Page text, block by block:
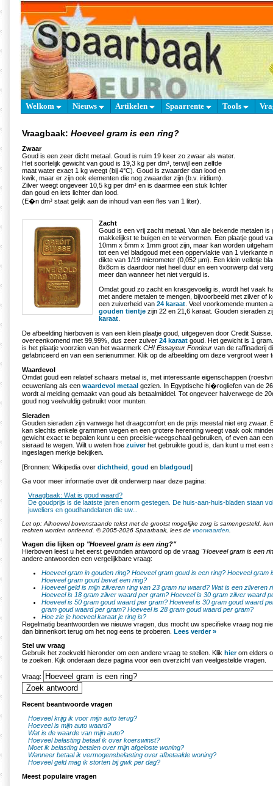
Welkom Nieuws Artikelen Spaarrente Tools
Vraagbaak: Hoeveel gram is een ring?
Zwaar
Goud is een zeer dicht metaal. Goud is ruim 19 keer zo zwaar als water.
Het soortelijk gewicht van goud is 19,3 kg per dm³, terwijl een zelfde
maat water exact 1 kg weegt (bij 4°C). Goud is zwaarder dan lood en
kwik, maar er zijn ook elementen die nog zwaarder zijn (b.v. iridium).
Zilver weegt ongeveer 10,5 kg per dm³ en is daarmee een stuk lichter
dan goud en iets lichter dan lood.
(E�n dm³ staat gelijk aan de inhoud van een fles van 1 liter).
Zacht
Goud is een vrij zacht metaal. Van alle bekende metalen is
makkelijkst te buigen en te vervormen. Een plaatje goud
10mm x 5mm x 1mm groot zijn, maar kan worden
tot een vel bladgoud met een oppervlakte van 1 vierkante
dikte van 1/19 micrometer (0,052 µm). Een klein velletje
8x8cm is daardoor niet heel duur en een voorwerp dat
meer dan wanneer het niet verguld is.
Omdat goud zo zacht en krasgevoelig is, wordt het vaak
met andere metalen te mengen, bijvoorbeeld met zilver of
een zuiverheid van 24 karaat . Veel voorkomende munten
gouden tientje zijn 22 en 21,6 karaat. Gouden sieraden
karaat
De afbeelding hierboven is van een klein plaatje goud, uitgegeven door Credit
overeenkomend met 99,99%, dus zeer zuiver 24 karaat goud. Het gewicht is 1
is het plaatje voorzien van het waarmerk CHI Essayeur Fondeur van de raffinaderij
gefabriceerd en van een serienummer. Klik op de afbeelding om deze vergroot weer
Waardevol
Omdat goud een relatief schaars metaal is, met interessante eigenschappen
eeuwenlang als een waardevol metaal gezien. In Egyptische hi�rogliefen van de
wordt al melding gemaakt van goud als betaalmiddel. Tot ongeveer halverwege de
goud nog veelvuldig gebruikt voor munten.
Sieraden
Gouden sieraden zijn vanwege het draagcomfort en de prijs meestal niet erg zwaar.
kan slechts enkele grammen wegen en een grotere herenring weegt vaak ook
gewicht exact te bepalen kunt u een precisie-weegschaal gebruiken, of even aan
sieraad te wegen. Wilt u weten hoe zuiverhet gebruikte goud is, dan kunt u met een
ingeslagen merkje bekijken.
[Bronnen: Wikipedia over dichtheid goud en bladgoud]
Ga voor meer informatie over dit onderwerp naar deze pagina:
Vraagbaak: Wat is goud waard?
De goudprijs is de laatste jaren enorm gestegen. De huis-aan-huis-bladen staan
juweliers en goudhandelaren die uw...
Let op: Alhoewel bovenstaande tekst met de grootst mogelijke zorg is samengesteld,
rechten worden ontleend. © 2005-2026 Spaarbaak, lees de voorwaarden
Vragen die lijken op "Hoeveel gram is een ring?"
Hierboven leest u het eerst gevonden antwoord op de vraag "Hoeveel gram is een
andere antwoorden een vergelijkbare vraag:
Hoeveel gram in gouden ring? Hoeveel gram goud is een ring? Hoeveel gram
Hoeveel gram goud bevat een ring?
Hoeveel geld is mijn zilveren ring van 23 gram nu waard? Wat is een zilveren
Hoeveel is 18 gram zilver waard per gram? Hoeveel is 30 gram zilver waard
Hoeveel is 50 gram goud waard per gram? Hoeveel is 30 gram goud waard
gram goud waard per gram? Hoeveel is 28 gram goud waard per gram?
Hoe zie je hoeveel karaat je ring is?
Regelmatig beantwoorden we nieuwe vragen, dus mocht uw specifieke vraag nog
dan binnenkort terug om het nog eens te proberen. Lees verder »
Stel uw vraag
Gebruik het zoekveld hieronder om een andere vraag te stellen. Klik hierom elders
te zoeken. Kijk onderaan deze pagina voor een overzicht van veelgestelde vragen.
Vraag:
Recent beantwoorde vragen
Hoeveel krijg ik voor mijn auto terug?
Hoeveel is mijn auto waard?
Wat is de waarde van mijn auto?
Hoeveel belasting betaal ik over koerswinst?
Moet ik belasting betalen over mijn afgeloste woning?
Wanneer betaal ik vermogensbelasting over afbetaalde woning?
Hoeveel geld mag ik storten bij gwk per dag?
Meest populaire vragen